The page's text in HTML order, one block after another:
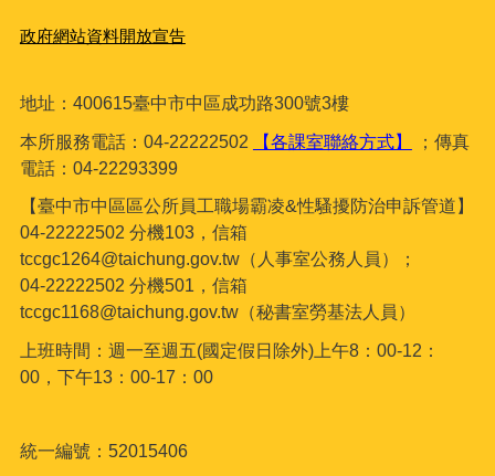
政府網站資料開放宣告
地址：400615臺中市中區成功路300號3樓
本所服務電話：04-22222502 【各課室聯絡方式】
；傳真
電話：04-22293399
【臺中市中區區公所員工職場霸凌&性騷擾防治申訴管道】
04-22222502 分機103，信箱
tccgc1264@taichung.gov.tw（人事室公務人員）；
04-22222502 分機501，信箱
tccgc1168@taichung.gov.tw（秘書室勞基法人員）
上班時間：週一至週五(國定假日除外)上午8：00-12：
00，下午13：00-17：00
統一編號：52015406